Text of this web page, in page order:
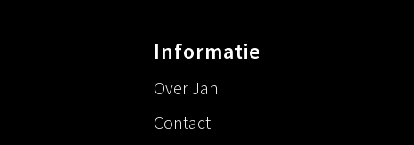
Informatie
Over Jan
Contact